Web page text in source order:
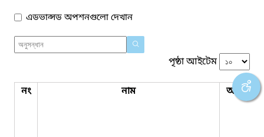
এডভান্সড অপশনগুলো দেখান
পৃষ্ঠা আইটেম
নং নাম অফিসের